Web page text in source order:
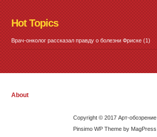
Hot Topics
Врач-онколог рассказал правду о болезни Фриске (1)
About
Copyright © 2017 Арт-обозрение
Pinsimo WP Theme by MagPress